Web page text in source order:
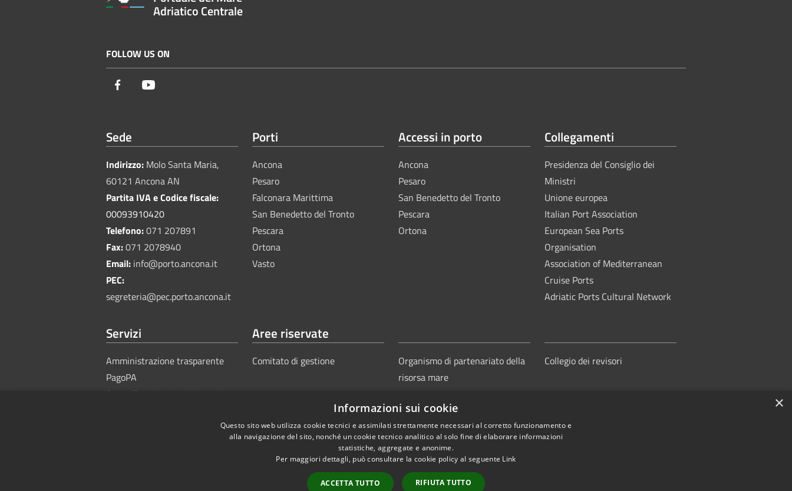
Adriatico Centrale
FOLLOW US ON
Facebook
Sede
Indirizzo: Molo Santa Maria,
60121 Ancona AN
Partita IVA e Codice fiscale:
00093910420
Telefono:071 207891
Fax:071 2078940
Email: info@porto.ancona.it
PEC:
segreteria@pec.porto.ancona.it
Porti
Ancona
Pesaro
Falconara Marittima
San Benedetto del Tronto
Pescara
Ortona
Vasto
Accessi in porto
Ancona
Pesaro
San Benedetto del Tronto
Pescara
Ortona
Collegamenti
Presidenza del Consiglio dei
Ministri
Unione europea
Italian Port Association
European Sea Ports
Organisation
Association of Mediterranean
Cruise Ports
Adriatic Ports Cultural Network
Servizi
Amministrazione trasparente
PagoPA
Sportello Unico Amministrativo
Aree riservate
Comitato di gestione
Organismo di partenariato della
risorsa mare
Collegio dei revisori
Sitemap Copyright © 2025Autorità di Sistema Portuale del Mare
×
Informazioni sui cookie
Questo sito web utilizza cookie tecnici e assimilati strettamente necessari al corretto funzionamento e
alla navigazione del sito, nonché un cookie tecnico analitico al solo fine di elaborare informazioni
statistiche, aggregate e anonime.
Per maggiori dettagli, può consultare la cookie policy al seguente Link
ACCETTA TUTTO RIFIUTA TUTTO